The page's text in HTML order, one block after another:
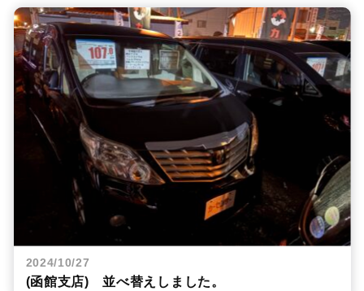
2024/10/27
(函館支店) 並べ替えしました。